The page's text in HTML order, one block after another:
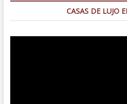
CASAS DE LUJO